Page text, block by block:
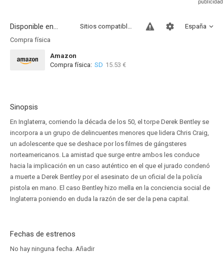
Disponible en... España
Sitios compatibles
Compra física
Amazon
Compra física: SD 15.53 €
Sinopsis
En Inglaterra, corriendo la década de los 50, el torpe Derek Bentley se
incorpora a un grupo de delincuentes menores que lidera Chris Craig,
un adolescente que se deshace por los filmes de gángsteres
norteamericanos. La amistad que surge entre ambos les conduce
hacia la implicación en un caso auténtico en el que el jurado condenó
a muerte a Derek Bentley por el asesinato de un oficial de la policía
pistola en mano. El caso Bentley hizo mella en la conciencia social de
Inglaterra poniendo en duda la razón de ser de la pena capital.
Fechas de estrenos
No hay ninguna fecha. Añadir